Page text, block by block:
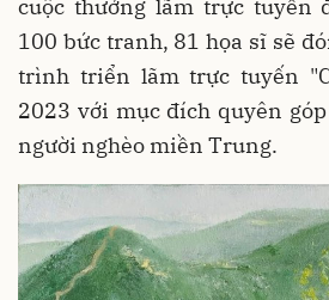
cuộc thưởng lãm trực tuyến
100 bức tranh, 81 họa sĩ sẽ
trình triển lãm trực tuyến
2023 với mục đích quyên
người nghèo miền Trung.